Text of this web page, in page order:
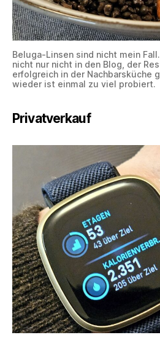
Beluga-Linsen sind nicht mein
nicht nur nicht in den Blog, der
erfolgreich in der Nachbarsküche
wieder ist einmal zu viel probiert.
Privatverkauf